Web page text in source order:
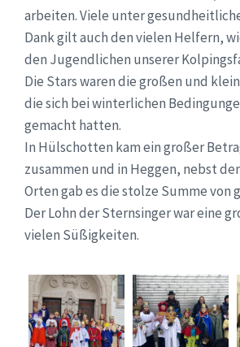
arbeiten. Viele unter
Dank gilt auch den vielen Helfern,
den Jugendlichen unserer
Die Stars waren die großen und
die sich bei winterlichen
gemacht hatten.
In Hülschotten kam ein großer
zusammen und in Heggen, nebst
Orten gab es die stolze Summe von
Der Lohn der Sternsinger war eine
vielen Süßigkeiten.